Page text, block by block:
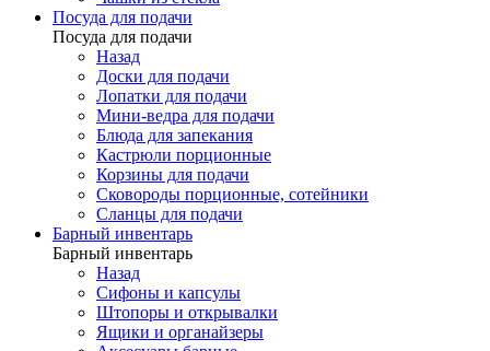
Посуда для подачи
Посуда для подачи
Назад
Доски для подачи
Лопатки для подачи
Мини-ведра для подачи
Блюда для запекания
Кастрюли порционные
Корзины для подачи
Сковороды порционные, сотейники
Сланцы для подачи
Барный инвентарь
Барный инвентарь
Назад
Сифоны и капсулы
Штопоры и открывалки
Ящики и органайзеры